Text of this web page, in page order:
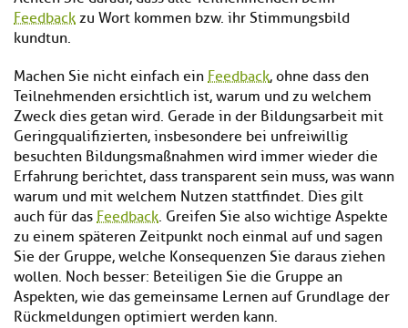
Feedback zu Wort kommen bzw. ihr Stimmungsbild
kundtun.
Machen Sie nicht einfach ein Feedback, ohne dass den
Teilnehmenden ersichtlich ist, warum und zu welchem
Zweck dies getan wird. Gerade in der Bildungsarbeit mit
Geringqualifizierten, insbesondere bei unfreiwillig
besuchten Bildungsmaßnahmen wird immer wieder die
Erfahrung berichtet, dass transparent sein muss, was wann
warum und mit welchem Nutzen stattfindet. Dies gilt
auch für das Feedback. Greifen Sie also wichtige Aspekte
zu einem späteren Zeitpunkt noch einmal auf und sagen
Sie der Gruppe, welche Konsequenzen Sie daraus ziehen
wollen. Noch besser: Beteiligen Sie die Gruppe an
Aspekten, wie das gemeinsame Lernen auf Grundlage der
Rückmeldungen optimiert werden kann.